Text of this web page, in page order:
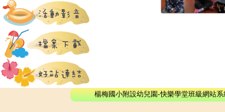
楊梅國小附設幼兒園-快樂學堂班級網站